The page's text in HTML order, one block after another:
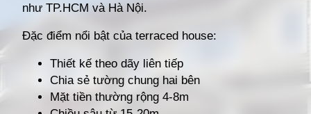
như TP.HCM và Hà Nội.
Đặc điểm nổi bật của terraced house:
Thiết kế theo dãy liên tiếp
Chia sẻ tường chung hai bên
Mặt tiền thường rộng 4-8m